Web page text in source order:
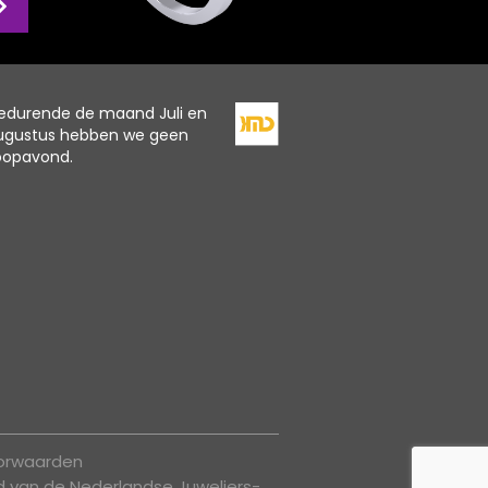
de maand Juli en
hebben we geen